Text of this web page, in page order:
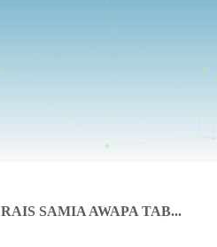
RAIS SAMIA AWAPA TAB...